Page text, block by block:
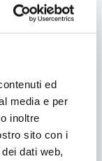
ed
media e per
inoltre
sito con i
dati web,
fruizione